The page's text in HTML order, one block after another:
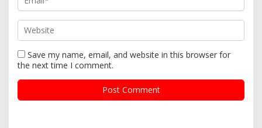
Save my name, email, and website in this browser for
the next time I comment.